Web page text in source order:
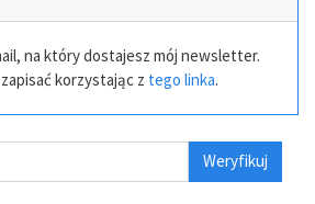
na który dostajesz mój newsletter.
korzystając z tego linka.
Weryfikuj